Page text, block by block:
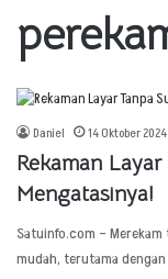
Daniel 14 Oktober 2024
Rekaman
Mengatasinya!
Satuinfo.com –
mudah, terutama